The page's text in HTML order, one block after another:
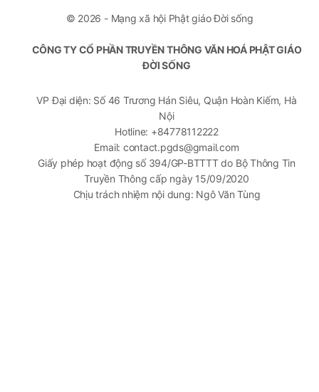
© 2026 - Mạng xã hội Phật giáo Đời sống
CÔNG TY CỔ PHẦN TRUYỀN THÔNG VĂN HOÁ PHẬT GIÁO
ĐỜI SỐNG
VP Đại diện: Số 46 Trương Hán Siêu, Quận Hoàn Kiếm, Hà
Nội
Hotline: +84778112222
Email: contact.pgds@gmail.com
Giấy phép hoạt động số 394/GP-BTTTT do Bộ Thông Tin
Truyền Thông cấp ngày 15/09/2020
Chịu trách nhiệm nội dung: Ngô Văn Tùng